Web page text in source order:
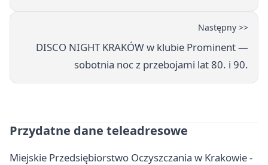
Następny >>
DISCO NIGHT KRAKÓW w klubie Prominent —
sobotnia noc z przebojami lat 80. i 90.
Przydatne dane teleadresowe
Miejskie Przedsiębiorstwo Oczyszczania w Krakowie -